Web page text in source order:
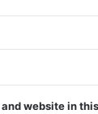
website in